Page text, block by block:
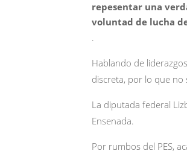
repesentar una
voluntad de lucha
.
Hablando de
discreta, por lo que no
La diputada federal
Ensenada.
Por rumbos del PES,